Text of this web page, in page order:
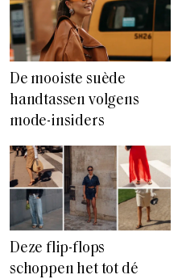
De mooiste suède
handtassen volgens
mode-insiders
Deze flip-flops
schoppen het tot dé